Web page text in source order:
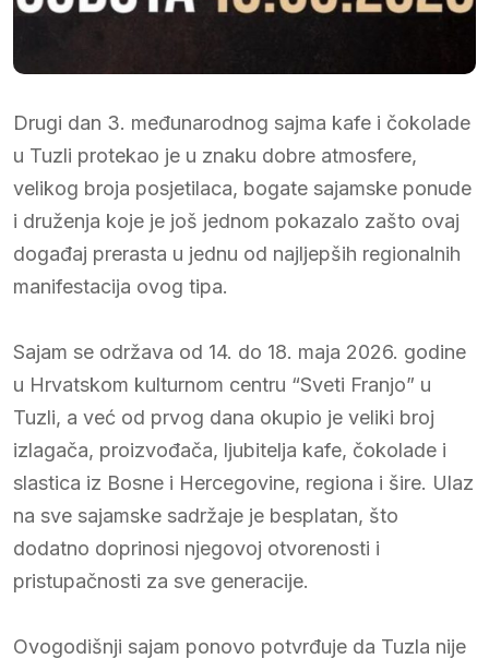
Drugi dan 3. međunarodnog sajma kafe i čokolade
u Tuzli protekao je u znaku dobre atmosfere,
velikog broja posjetilaca, bogate sajamske ponude
i druženja koje je još jednom pokazalo zašto ovaj
događaj prerasta u jednu od najljepših regionalnih
manifestacija ovog tipa.
Sajam se održava od 14. do 18. maja 2026. godine
u Hrvatskom kulturnom centru “Sveti Franjo” u
Tuzli, a već od prvog dana okupio je veliki broj
izlagača, proizvođača, ljubitelja kafe, čokolade i
slastica iz Bosne i Hercegovine, regiona i šire. Ulaz
na sve sajamske sadržaje je besplatan, što
dodatno doprinosi njegovoj otvorenosti i
pristupačnosti za sve generacije.
Ovogodišnji sajam ponovo potvrđuje da Tuzla nije